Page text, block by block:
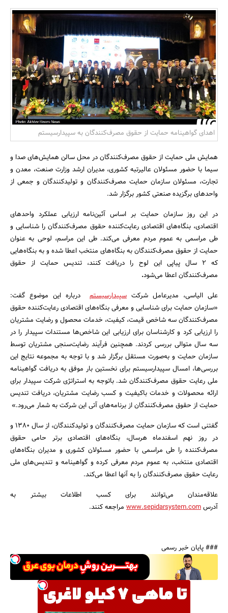
بانک، بیمه و سرمایه
مسکن و ساختمان
جستجو
اهدای گواهینامه حمایت از حقوق مصرف‌کنندگان به سپیدارسیستم
همایش ملی حمایت از حقوق مصرف‌کنندگان در محل سالن همایش‌های صدا و
سیما با حضور مسئولان عالیرتبه کشوری، مدیران ارشد وزارت صنعت، معدن و
تجارت، مسئولان سازمان حمایت مصرف‌کنندگان و تولیدکنندگان و جمعی از
واحدهای برگزیده صنعتی کشور برگزار شد.
در این روز سازمان حمایت بر اساس آئین‌نامه ارزیابی عملکرد واحدهای
اقتصادی، بنگاه‌های اقتصادی رعایت‌کننده حقوق مصرف‌کنندگان را شناسایی و
طی مراسمی به عموم مردم معرفی می‌کند. طی این مراسم، لوحی به عنوان
حمایت از حقوق مصرف‌کنندگان به بنگاه‌های منتخب اعطا شده و به بنگاه‌هایی
که 2 سال پیاپی این لوح را دریافت کنند، تندیس حمایت از حقوق
مصرف‌کنندگان اعطا می‌شود.
علی الیاسی، مدیرعامل شرکت سپیدارسیستم درباره این موضوع گفت:
«سازمان حمایت برای شناسایی و معرفی بنگاه‌های اقتصادی رعایت‌کننده حقوق
مصرف‌کنندگان سه شاخص قیمت، کیفیت، خدمات محصول و رضایت مشتریان
را ارزیابی کرد و کارشناسان برای ارزیابی این شاخص‌ها مستندات سپیدار را در
سه سال متوالی بررسی کردند. همچنین فرآیند رضایت‌سنجی مشتریان توسط
سازمان حمایت و به‌صورت مستقل برگزار شد و با توجه به مجموعه نتایج این
بررسی‌ها، امسال سپیدارسیستم برای نخستین بار موفق به دریافت گواهینامه
ملی رعایت حقوق مصرف‌کنندگان شد. باتوجه به استراتژی شرکت سپیدار برای
ارائه محصولات و خدمات باکیفیت و کسب رضایت مشتریان، دریافت تندیس
حمایت از حقوق مصرف‌کنندگان از برنامه‌های آتی این شرکت به شمار می‌رود.»
گفتنی است که سازمان حمایت مصرف‌کنندگان و تولیدکنندگان، از سال 1380 و
در روز نهم اسفندماه هرسال، بنگاه‌های اقتصادی برتر حامی حقوق
مصرف‌کننده را طی مراسمی با حضور مسئولان کشوری و مدیران بنگاه‌های
اقتصادی منتخب، به عموم مردم معرفی کرده و گواهینامه و تندیس‌های ملی
رعایت حقوق مصرف‌کنندگان را به آنها اعطا می‌کند.
علاقه‌مندان می‌توانند برای کسب اطلاعات بیشتر به
آدرسwww.sepidarsystem.com مراجعه کنند.
### پایان خبر رسمی